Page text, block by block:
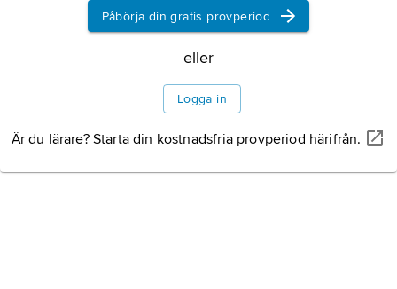
Påbörja din gratis provperiod
eller
Logga in
Är du lärare? Starta din kostnadsfria provperiod härifrån.